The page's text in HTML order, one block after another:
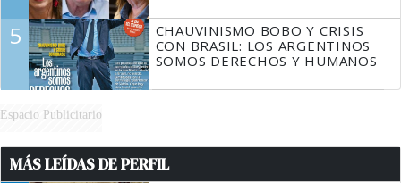
5
CHAUVINISMO BOBO Y CRISIS
CON BRASIL: LOS ARGENTINOS
SOMOS DERECHOS Y HUMANOS
Espacio Publicitario
MÁS LEÍDAS DE PERFIL